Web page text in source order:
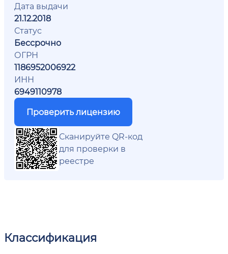
Дата выдачи
21.12.2018
Статус
Бессрочно
ОГРН
1186952006922
ИНН
6949110978
Проверить лицензию
Сканируйте QR-код
для проверки в
реестре
Классификация